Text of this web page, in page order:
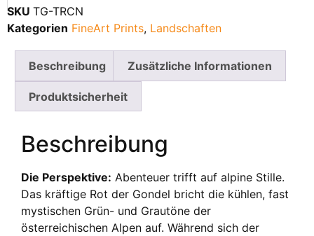
SKU TG-TRCN
Kategorien FineArt Prints, Landschaften
Beschreibung Zusätzliche Informationen
Produktsicherheit
Beschreibung
Die Perspektive: Abenteuer trifft auf alpine Stille.
Das kräftige Rot der Gondel bricht die kühlen, fast
mystischen Grün- und Grautöne der
österreichischen Alpen auf. Während sich der